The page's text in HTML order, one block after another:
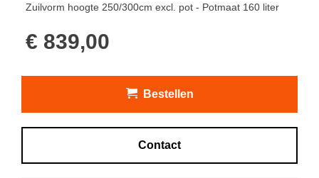
Zuilvorm hoogte 250/300cm excl. pot - Potmaat 160 liter
€ 839,00
Bestellen
Contact